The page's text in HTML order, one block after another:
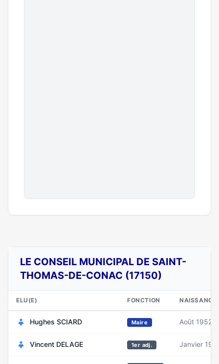
LE CONSEIL MUNICIPAL DE SAINT-
THOMAS-DE-CONAC (17150)
ELU(E) FONCTION NAISSANCE
Hughes SCIARD Maire Août 1952
Vincent DELAGE 1er adj. Janvier